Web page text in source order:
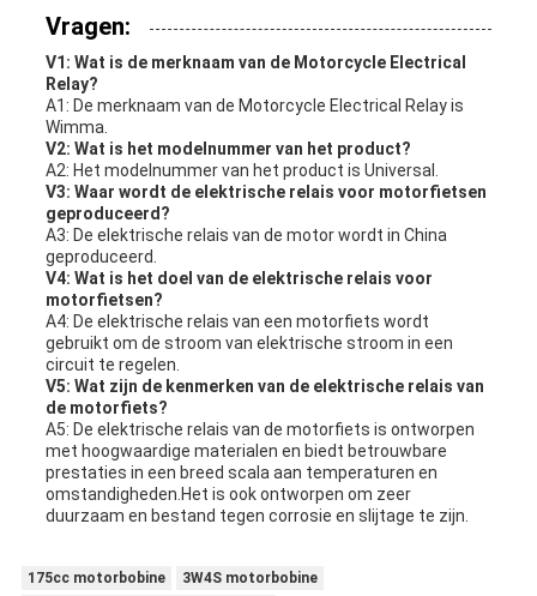
Vragen:
V1: Wat is de merknaam van de Motorcycle Electrical
Relay?
A1: De merknaam van de Motorcycle Electrical Relay is
Wimma.
V2: Wat is het modelnummer van het product?
A2: Het modelnummer van het product is Universal.
V3: Waar wordt de elektrische relais voor motorfietsen
geproduceerd?
A3: De elektrische relais van de motor wordt in China
geproduceerd.
V4: Wat is het doel van de elektrische relais voor
motorfietsen?
A4: De elektrische relais van een motorfiets wordt
gebruikt om de stroom van elektrische stroom in een
circuit te regelen.
V5: Wat zijn de kenmerken van de elektrische relais van
de motorfiets?
A5: De elektrische relais van de motorfiets is ontworpen
met hoogwaardige materialen en biedt betrouwbare
prestaties in een breed scala aan temperaturen en
omstandigheden.Het is ook ontworpen om zeer
duurzaam en bestand tegen corrosie en slijtage te zijn.
175cc motorbobine
3W4S motorbobine